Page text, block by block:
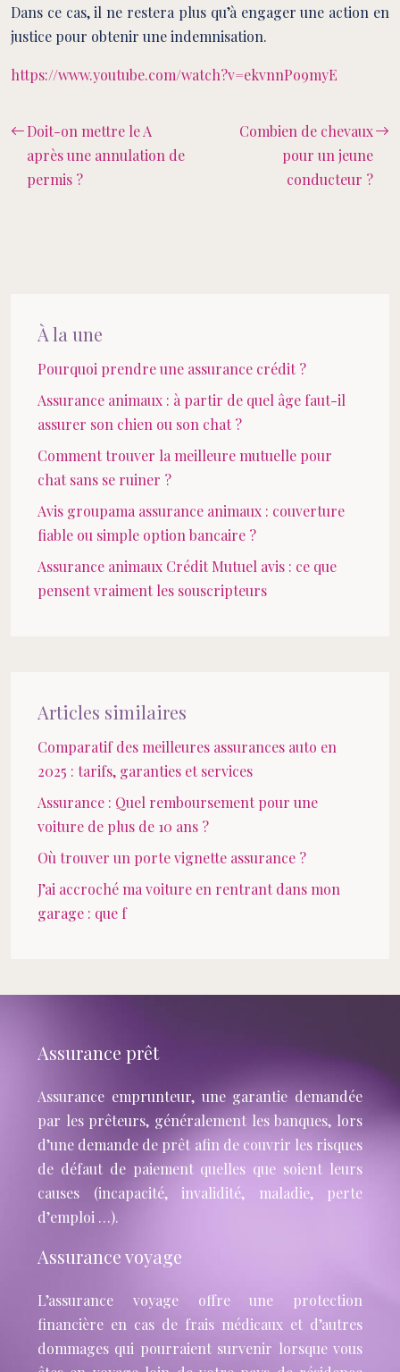
Dans ce cas, il ne restera plus qu’à engager une action en
justice pour obtenir une indemnisation.
https://www.youtube.com/watch?v=ekvnnPo9myE
Doit-on mettre le A
après une annulation de
permis ?
Combien de chevaux
pour un jeune
conducteur ?
À la une
Pourquoi prendre une assurance crédit ?
Assurance animaux : à partir de quel âge faut-il
assurer son chien ou son chat ?
Comment trouver la meilleure mutuelle pour
chat sans se ruiner ?
Avis groupama assurance animaux : couverture
fiable ou simple option bancaire ?
Assurance animaux Crédit Mutuel avis : ce que
pensent vraiment les souscripteurs
Articles similaires
Comparatif des meilleures assurances auto en
2025 : tarifs, garanties et services
Assurance : Quel remboursement pour une
voiture de plus de 10 ans ?
Où trouver un porte vignette assurance ?
J’ai accroché ma voiture en rentrant dans mon
garage : que f
Assurance prêt
Assurance emprunteur, une garantie demandée
par les prêteurs, généralement les banques, lors
d’une demande de prêt afin de couvrir les risques
de défaut de paiement quelles que soient leurs
causes (incapacité, invalidité, maladie, perte
d’emploi …).
Assurance voyage
L’assurance voyage offre une protection
financière en cas de frais médicaux et d’autres
dommages qui pourraient survenir lorsque vous